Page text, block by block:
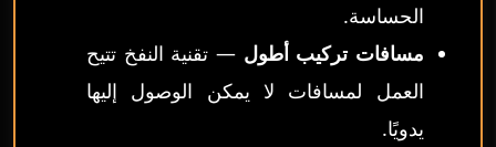
الحساسة.
مسافات تركيب أطول — تقنية النفخ تتيح
العمل لمسافات لا يمكن الوصول إليها
يدويًا.